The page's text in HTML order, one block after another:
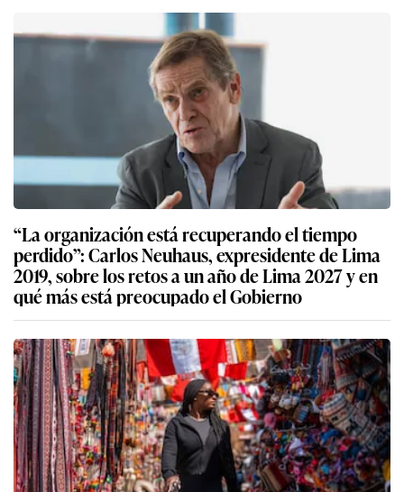
“La organización está recuperando el tiempo
perdido”: Carlos Neuhaus, expresidente de Lima
2019, sobre los retos a un año de Lima 2027 y en
qué más está preocupado el Gobierno